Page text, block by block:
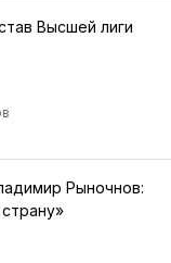
Высшей лиги
Рыночнов: